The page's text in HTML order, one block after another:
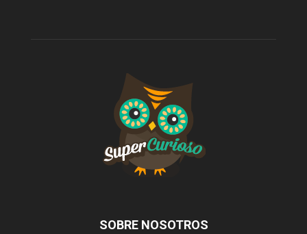
SOBRE NOSOTROS